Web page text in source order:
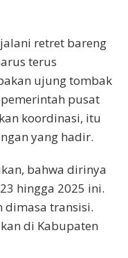
retret bareng
terus
ujung tombak
pusat
koordinasi, itu
yang hadir.
bahwa dirinya
hingga 2025 ini.
dimasa transisi.
di Kabupaten